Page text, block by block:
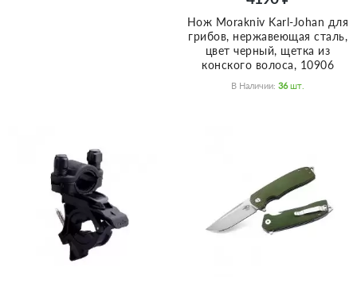
Нож Morakniv Karl-Johan для
грибов, нержавеющая сталь,
цвет черный, щетка из
конского волоса, 10906
В Наличии: 36 Шт.